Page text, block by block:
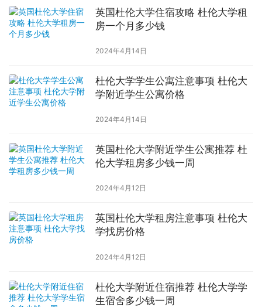
英国杜伦大学住宿攻略 杜伦大学租
房一个月多少钱
2024年4月14日
杜伦大学学生公寓注意事项 杜伦大
学附近学生公寓价格
2024年4月14日
英国杜伦大学附近学生公寓推荐 杜
伦大学租房多少钱一周
2024年4月12日
英国杜伦大学租房注意事项 杜伦大
学找房价格
2024年4月12日
杜伦大学附近住宿推荐 杜伦大学学
生宿舍多少钱一周